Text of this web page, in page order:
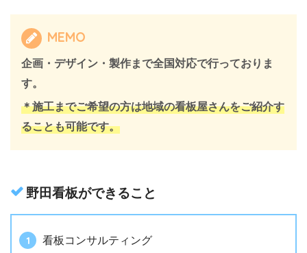
MEMO
企画・デザイン・製作まで全国対応で行っておりま
す。
＊施工までご希望の方は地域の看板屋さんをご紹介す
ることも可能です。
野田看板ができること
看板コンサルティング